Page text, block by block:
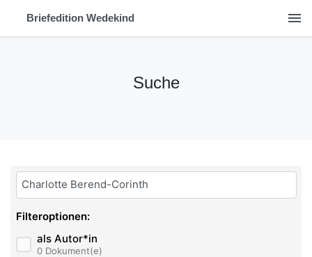
Briefedition Wedekind menu
Suche
Bitte geben Sie hier ihren Suchbegriff ein:
Filteroptionen:
als Autor*in
0 Dokument(e)